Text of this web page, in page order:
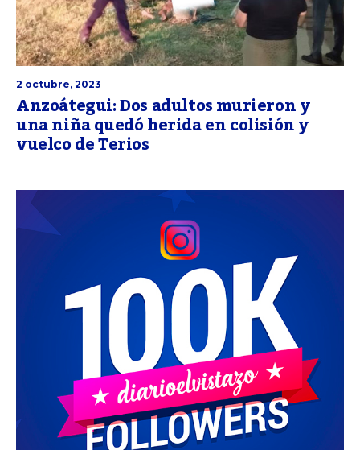
2 octubre, 2023
Anzoátegui: Dos adultos murieron y
una niña quedó herida en colisión y
vuelco de Terios